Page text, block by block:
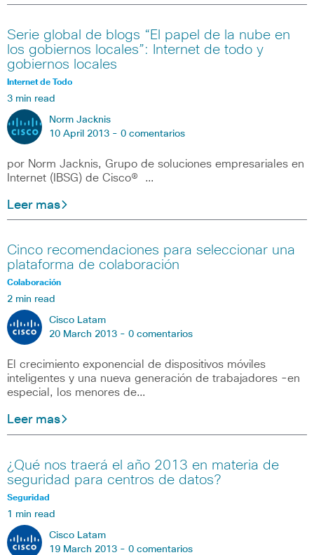
Serie global de blogs “El papel de la nube en
los gobiernos locales”: Internet de todo y
gobiernos locales
Internet de Todo
3 min read
Norm Jacknis
10 April 2013 - 0 comentarios
por Norm Jacknis, Grupo de soluciones empresariales en
Internet (IBSG) de Cisco® …
Leer mas
Cinco recomendaciones para seleccionar una
plataforma de colaboración
Colaboración
2 min read
Cisco Latam
20 March 2013 - 0 comentarios
El crecimiento exponencial de dispositivos móviles
inteligentes y una nueva generación de trabajadores -en
especial, los menores de…
Leer mas
¿Qué nos traerá el año 2013 en materia de
seguridad para centros de datos?
Seguridad
1 min read
Cisco Latam
19 March 2013 - 0 comentarios